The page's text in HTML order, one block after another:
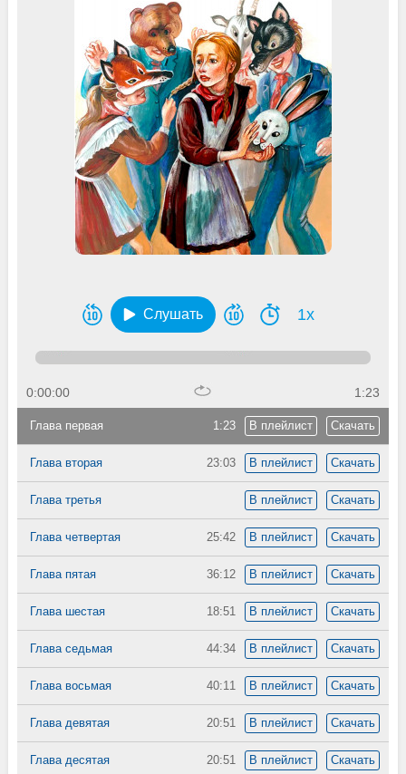
Слушать 1x
0:00:00 1:23
1:23 В плейлист Скачать
Глава первая
23:03 В плейлист Скачать
Глава вторая
В плейлист Скачать
Глава третья
25:42 В плейлист Скачать
Глава четвертая
36:12 В плейлист Скачать
Глава пятая
18:51 В плейлист Скачать
Глава шестая
44:34 В плейлист Скачать
Глава седьмая
40:11 В плейлист Скачать
Глава восьмая
20:51 В плейлист Скачать
Глава девятая
20:51 В плейлист Скачать
Глава десятая